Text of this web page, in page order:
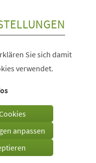
Sie sich damit
verwendet.
anpassen